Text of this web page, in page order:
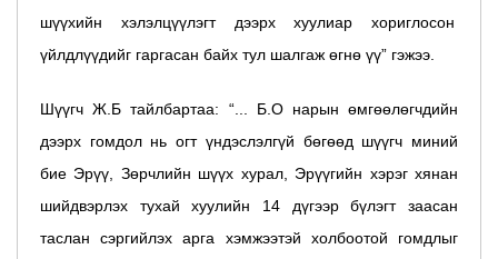
шүүхийн хэлэлцүүлэгт дээрх хуулиар хориглосон
үйлдлүүдийг гаргасан байх тул шалгаж өгнө үү” гэжээ.
Шүүгч Ж.Б тайлбартаа: “... Б.О нарын өмгөөлөгчдийн
дээрх гомдол нь огт үндэслэлгүй бөгөөд шүүгч миний
бие Эрүү, Зөрчлийн шүүх хурал, Эрүүгийн хэрэг хянан
шийдвэрлэх тухай хуулийн 14 дүгээр бүлэгт заасан
таслан сэргийлэх арга хэмжээтэй холбоотой гомдлыг